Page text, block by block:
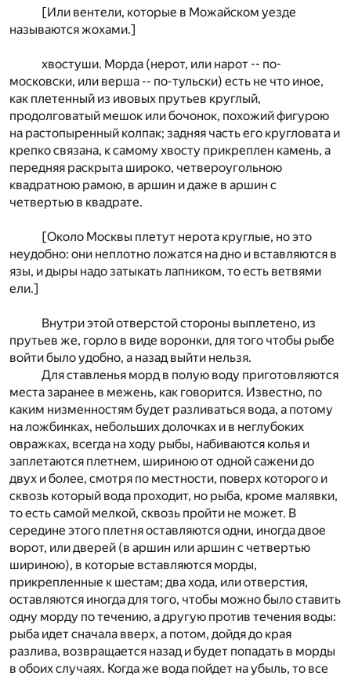
[Или вентели, которые в Можайском уезде
называются жохами.]
хвостуши. Морда (нерот, или нарот -- по-
московски, или верша -- по-тульски) есть не что иное,
как плетенный из ивовых прутьев круглый,
продолговатый мешок или бочонок, похожий фигурою
на растопыренный колпак; задняя часть его кругловата и
крепко связана, к самому хвосту прикреплен камень, а
передняя раскрыта широко, четвероугольною
квадратною рамою, в аршин и даже в аршин с
четвертью в квадрате.
[Около Москвы плетут нерота круглые, но это
неудобно: они неплотно ложатся на дно и вставляются в
язы, и дыры надо затыкать лапником, то есть ветвями
ели.]
Внутри этой отверстой стороны выплетено, из
прутьев же, горло в виде воронки, для того чтобы рыбе
войти было удобно, а назад выйти нельзя.
Для ставленья морд в полую воду приготовляются
места заранее в межень, как говорится. Известно, по
каким низменностям будет разливаться вода, а потому
на ложбинках, небольших долочках и в неглубоких
овражках, всегда на ходу рыбы, набиваются колья и
заплетаются плетнем, шириною от одной сажени до
двух и более, смотря по местности, поверх которого и
сквозь который вода проходит, но рыба, кроме малявки,
то есть самой мелкой, сквозь пройти не может. В
середине этого плетня оставляются одни, иногда двое
ворот, или дверей (в аршин или аршин с четвертью
шириною), в которые вставляются морды,
прикрепленные к шестам; два хода, или отверстия,
оставляются иногда для того, чтобы можно было ставить
одну морду по течению, а другую против течения воды:
рыба идет сначала вверх, а потом, дойдя до края
разлива, возвращается назад и будет попадать в морды
в обоих случаях. Когда же вода пойдет на убыль, то все